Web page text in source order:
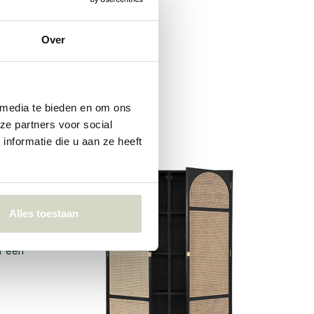
Over
te bieden en om ons
partners voor social
die u aan ze heeft
Alles toestaan
Zo
een